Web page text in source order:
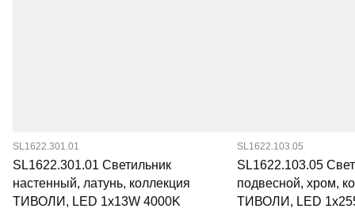
SL1622.301.01
SL1622.301.01 Светильник
настенный, латунь, коллекция
ТИВОЛИ, LED 1x13W 4000K
SL1622.103.05
SL1622.103.05
подвесной, хром,
ТИВОЛИ, LED